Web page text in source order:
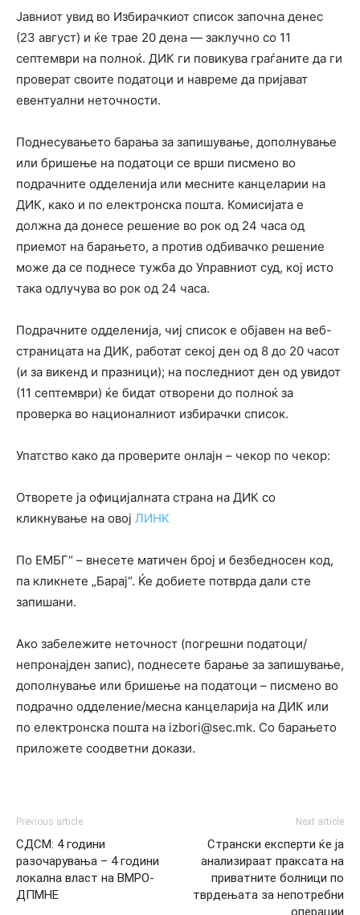
Јавниот увид во Избирачкиот список започна денес
(23 август) и ќе трае 20 дена — заклучно со 11
септември на полноќ. ДИК ги повикува граѓаните да ги
проверат своите податоци и навреме да пријават
евентуални неточности.
Поднесувањето барања за запишување, дополнување
или бришење на податоци се врши писмено во
подрачните одделенија или месните канцеларии на
ДИК, како и по електронска пошта. Комисијата е
должна да донесе решение во рок од 24 часа од
приемот на барањето, а против одбивачко решение
може да се поднесе тужба до Управниот суд, кој исто
така одлучува во рок од 24 часа.
Подрачните одделенија, чиј список е објавен на веб-
страницата на ДИК, работат секој ден од 8 до 20 часот
(и за викенд и празници); на последниот ден од увидот
(11 септември) ќе бидат отворени до полноќ за
проверка во националниот избирачки список.
Упатство како да проверите онлајн – чекор по чекор:
Отворете ја официјалната страна на ДИК со
кликнување на овој ЛИНK
По ЕМБГ“ – внесете матичен број и безбедносен код,
па кликнете „Барај“. Ќе добиете потврда дали сте
запишани.
Ако забележите неточност (погрешни податоци/
непронајден запис), поднесете барање за запишување,
дополнување или бришење на податоци – писмено во
подрачно одделение/месна канцеларија на ДИК или
по електронска пошта на izbori@sec.mk. Со барањето
приложете соодветни докази.
Previous article
СДСМ: 4 години
разочарувања – 4 години
локална власт на ВМРО-
ДПМНЕ
Next article
Странски експерти ќе ја
анализираат праксата на
приватните болници по
тврдењата за непотребни
операции